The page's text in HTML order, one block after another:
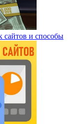
сайтов и способы